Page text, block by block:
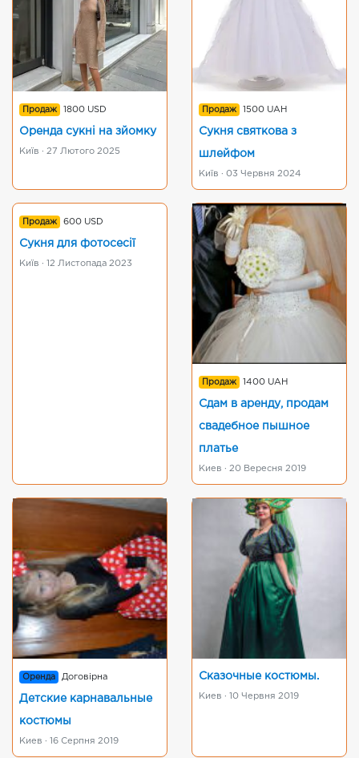
Продаж 1800 USD
Оренда сукні на зйомку
Київ · 27 Лютого 2025
Продаж 1500 UAH
Сукня святкова з
шлейфом
Київ · 03 Червня 2024
Продаж 600 USD
Сукня для фотосесії
Київ · 12 Листопада 2023
Продаж 1400 UAH
Сдам в аренду, продам
свадебное пышное
платье
Киев · 20 Вересня 2019
Оренда Договірна
Детские карнавальные
костюмы
Киев · 16 Серпня 2019
Сказочные костюмы.
Киев · 10 Червня 2019